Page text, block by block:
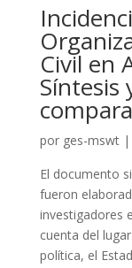
Civil en
Síntesis
por ges-mswt|
El documento
fueron
investigadores
cuenta del
política, el